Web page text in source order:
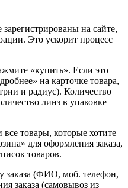
на сайте,
Это ускорит процесс
«купить». Если это
на карточке товара,
и радиус). Количество
линз в упаковке
товары, которые хотите
для оформления заказа,
товаров.
(ФИО, моб. телефон,
заказа (самовывоз из